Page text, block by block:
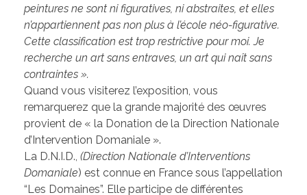
peintures ne sont ni figuratives, ni abstraites, et elles
n’appartiennent pas non plus à l’école néo-figurative.
Cette classification est trop restrictive pour moi. Je
recherche un art sans entraves, un art qui naît sans
contraintes ».
Quand vous visiterez l’exposition, vous
remarquerez que la grande majorité des œuvres
provient de « la Donation de la Direction Nationale
d’Intervention Domaniale ».
La D.N.I.D., (Direction Nationale d’Interventions
Domaniale) est connue en France sous l’appellation
“Les Domaines”. Elle participe de différentes